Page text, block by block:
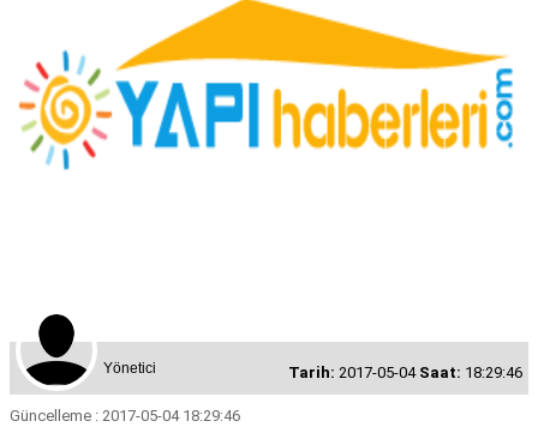
Yönetici Tarih: 2017-05-04 Saat: 18:29:46
Güncelleme : 2017-05-04 18:29:46